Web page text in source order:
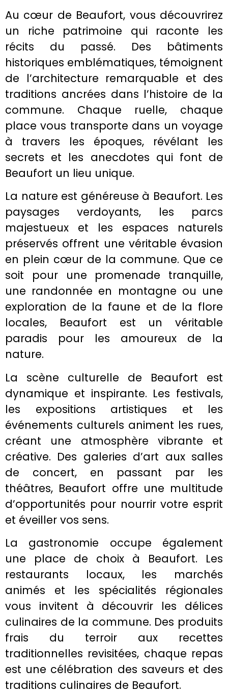
Au cœur de Beaufort, vous découvrirez
un riche patrimoine qui raconte les
récits du passé. Des bâtiments
historiques emblématiques, témoignent
de l’architecture remarquable et des
traditions ancrées dans l’histoire de la
commune. Chaque ruelle, chaque
place vous transporte dans un voyage
à travers les époques, révélant les
secrets et les anecdotes qui font de
Beaufort un lieu unique.
La nature est généreuse à Beaufort. Les
paysages verdoyants, les parcs
majestueux et les espaces naturels
préservés offrent une véritable évasion
en plein cœur de la commune. Que ce
soit pour une promenade tranquille,
une randonnée en montagne ou une
exploration de la faune et de la flore
locales, Beaufort est un véritable
paradis pour les amoureux de la
nature.
La scène culturelle de Beaufort est
dynamique et inspirante. Les festivals,
les expositions artistiques et les
événements culturels animent les rues,
créant une atmosphère vibrante et
créative. Des galeries d’art aux salles
de concert, en passant par les
théâtres, Beaufort offre une multitude
d’opportunités pour nourrir votre esprit
et éveiller vos sens.
La gastronomie occupe également
une place de choix à Beaufort. Les
restaurants locaux, les marchés
animés et les spécialités régionales
vous invitent à découvrir les délices
culinaires de la commune. Des produits
frais du terroir aux recettes
traditionnelles revisitées, chaque repas
est une célébration des saveurs et des
traditions culinaires de Beaufort.